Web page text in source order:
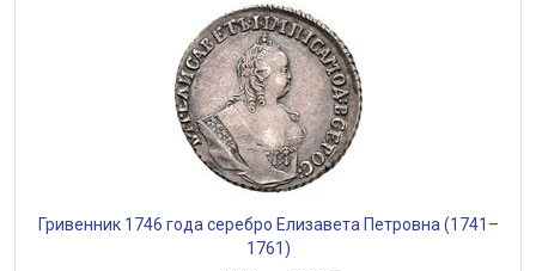
Гривенник 1746 года серебро Елизавета Петровна (1741–
1761)